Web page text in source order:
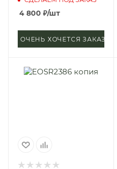
4 800 ₽/шт
ОЧЕНЬ ХОЧЕТСЯ ЗАКАЗАТЬ